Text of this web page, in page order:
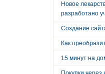
Новое
разработано
Создание
Как
15 минут на